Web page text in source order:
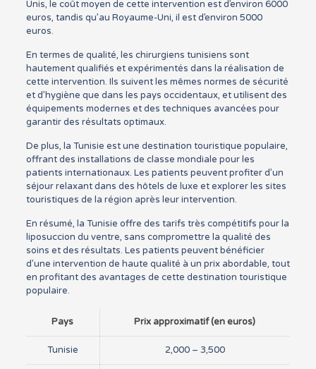
Unis, le coût moyen de cette intervention est d’environ 6000
euros, tandis qu’au Royaume-Uni, il est d’environ 5000
euros.
En termes de qualité, les chirurgiens tunisiens sont
hautement qualifiés et expérimentés dans la réalisation de
cette intervention. Ils suivent les mêmes normes de sécurité
et d’hygiène que dans les pays occidentaux, et utilisent des
équipements modernes et des techniques avancées pour
garantir des résultats optimaux.
De plus, la Tunisie est une destination touristique populaire,
offrant des installations de classe mondiale pour les
patients internationaux. Les patients peuvent profiter d’un
séjour relaxant dans des hôtels de luxe et explorer les sites
touristiques de la région après leur intervention.
En résumé, la Tunisie offre des tarifs très compétitifs pour la
liposuccion du ventre, sans compromettre la qualité des
soins et des résultats. Les patients peuvent bénéficier
d’une intervention de haute qualité à un prix abordable, tout
en profitant des avantages de cette destination touristique
populaire.
Pays Prix approximatif (en euros)
Tunisie 2,000 – 3,500